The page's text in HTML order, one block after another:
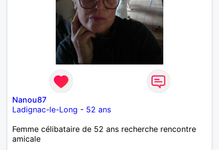
Nanou87
Ladignac-le-Long - 52 ans
Femme célibataire de 52 ans recherche rencontre
amicale